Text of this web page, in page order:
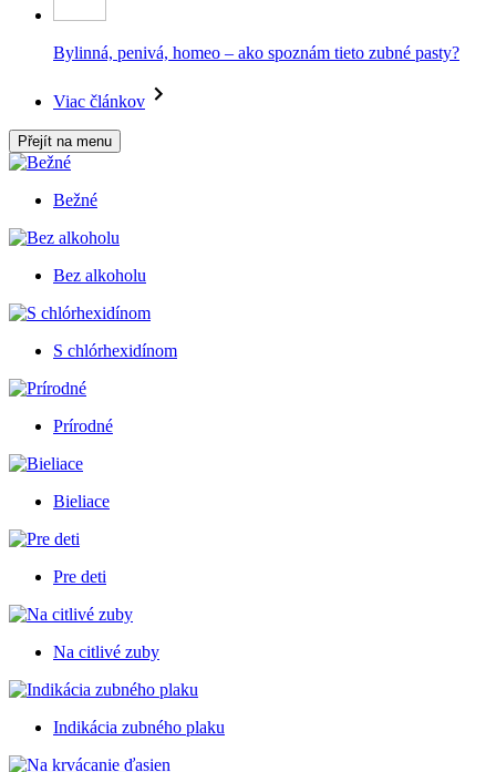
Bylinná, penivá, homeo – ako spoznám tieto zubné pasty?
Viac článkov
Přejít na menu
Bežné
Bez alkoholu
S chlórhexidínom
Prírodné
Bieliace
Pre deti
Na citlivé zuby
Indikácia zubného plaku